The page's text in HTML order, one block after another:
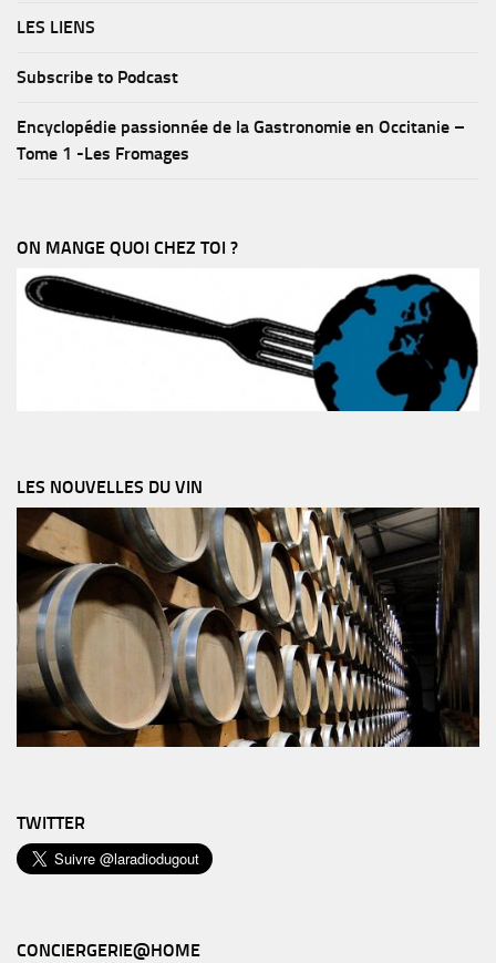
LES LIENS
Subscribe to Podcast
Encyclopédie passionnée de la Gastronomie en Occitanie –
Tome 1 -Les Fromages
ON MANGE QUOI CHEZ TOI ?
LES NOUVELLES DU VIN
TWITTER
CONCIERGERIE@HOME